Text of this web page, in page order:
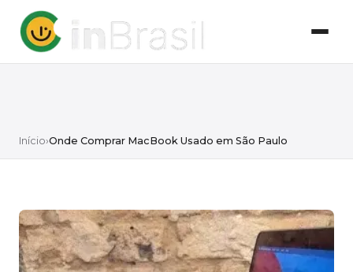
Início›Onde Comprar MacBook Usado em São Paulo